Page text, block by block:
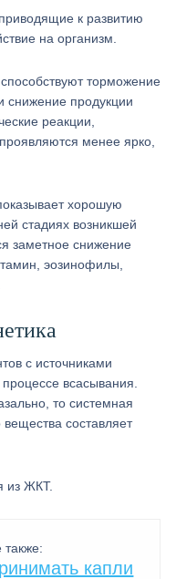
к развитию
на организм.
торможение
снижение продукции
реакции,
менее ярко,
хорошую
стадиях возникшей
заметное снижение
эозинофилы,
с источниками
всасывания.
то системная
вещества составляет
из ЖКТ.
также:
капли